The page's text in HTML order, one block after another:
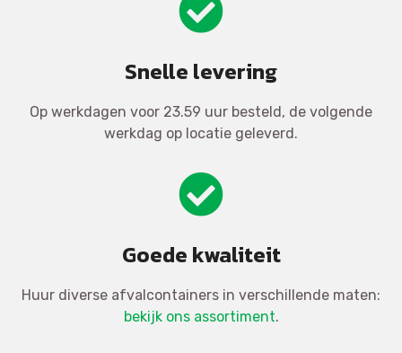
Snelle levering
Op werkdagen voor 23.59 uur besteld, de volgende
werkdag op locatie geleverd.
Goede kwaliteit
Huur diverse afvalcontainers in verschillende maten:
bekijk ons assortiment.